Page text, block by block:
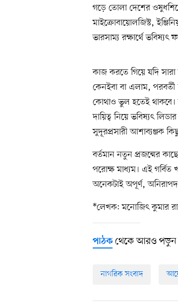
গড়ে তোলা দেশের
মাইক্রোবায়োলজিস্ট,
ভারসাম্য রক্ষার্থে ভবিষ্যৎ
কাজ করতে গিয়ে যদি
কেনইবা বা এলাম,
কোথাও ভুল হতেই থাকবে।
দায়িত্ব নিয়ে ভবিষ্যৎ
সুদূরপ্রসারী আশাব্যঞ্জক
বর্তমান নতুন প্রজন্মের
পরোক্ষ মাধ্যম। এই
অনেকটাই অপূর্ণ,
*লেখক: মনোজিৎ কুমার
পাঠকথেকে আরও পড়ুন
নাগরিক সংবাদ